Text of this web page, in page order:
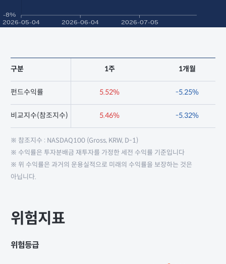
구분
펀드수익률
비교지수(참조지수)
1주 1개월
5.52% -5.25%
5.46% -5.32%
※ 참조지수 : NASDAQ100 (Gross, KRW, D-1)
※ 수익률은 투자분배금 재투자를 가정한 세전 수익률 기준입니다
※ 위 수익률은 과거의 운용실적으로 미래의 수익률을 보장하는 것은
아닙니다.
위험지표
위험등급